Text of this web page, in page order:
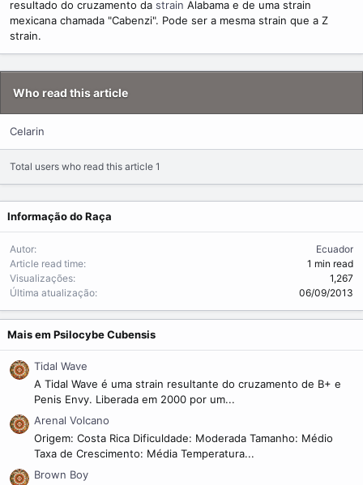
resultado do cruzamento da strain Alabama e de uma strain
mexicana chamada "Cabenzi". Pode ser a mesma strain que a Z
strain.
Who read this article
Celarin
Total users who read this article 1
Informação do Raça
Autor
Ecuador
Article read time
1 min read
Visualizações
1,267
Última atualização
06/09/2013
Mais em Psilocybe Cubensis
Tidal Wave
A Tidal Wave é uma strain resultante do cruzamento de B+ e
Penis Envy. Liberada em 2000 por um...
Arenal Volcano
Origem: Costa Rica Dificuldade: Moderada Tamanho: Médio
Taxa de Crescimento: Média Temperatura...
Brown Boy